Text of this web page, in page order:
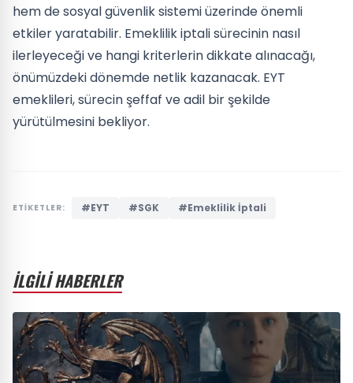
hem de sosyal güvenlik sistemi üzerinde önemli
etkiler yaratabilir. Emeklilik iptali sürecinin nasıl
ilerleyeceği ve hangi kriterlerin dikkate alınacağı,
önümüzdeki dönemde netlik kazanacak. EYT
emeklileri, sürecin şeffaf ve adil bir şekilde
yürütülmesini bekliyor.
ETİKETLER: #EYT #SGK #Emeklilik İptali
İLGİLİ HABERLER